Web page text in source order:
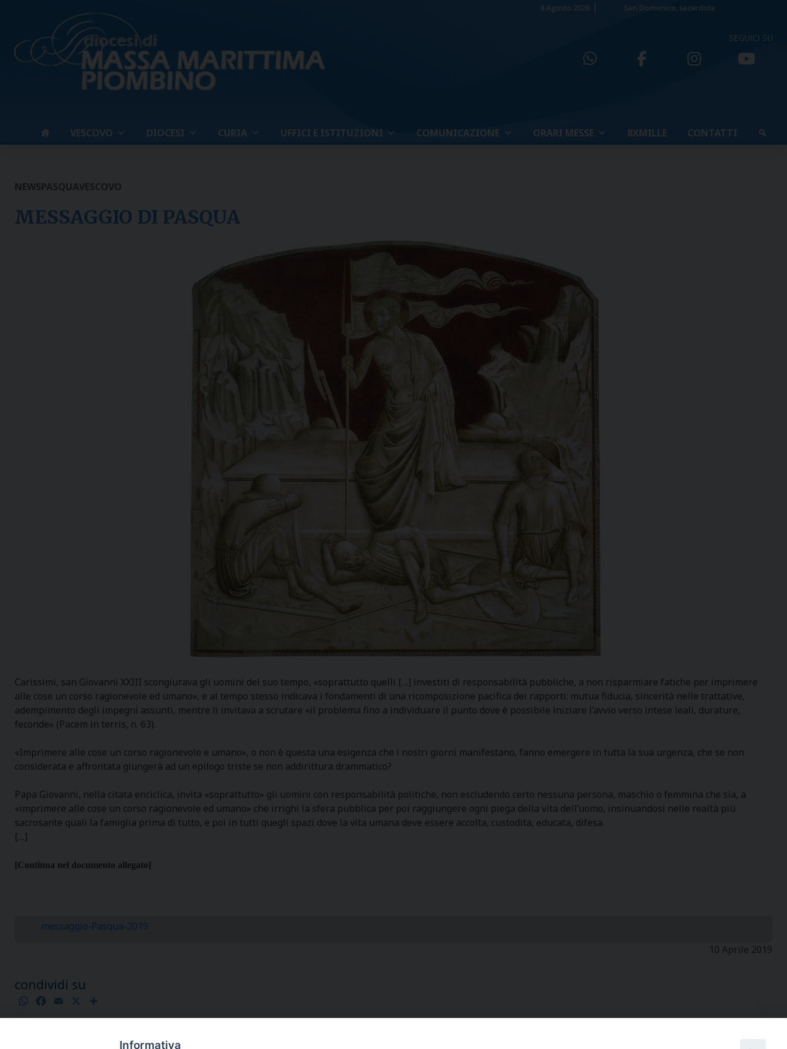
8 Agosto 2026 San Domenico, sacerdote
SEGUICI SU
VESCOVO DIOCESI CURIA UFFICI E ISTITUZIONI COMUNICAZIONE ORARI MESSE 8XMILLE CONTATTI
NEWSPASQUAVESCOVO
MESSAGGIO DI PASQUA
Carissimi, san Giovanni XXIII scongiurava gli uomini del suo tempo, «soprattutto quelli […] investiti di responsabilità pubbliche, a non risparmiare fatiche per imprimere
alle cose un corso ragionevole ed umano», e al tempo stesso indicava i fondamenti di una ricomposizione pacifica dei rapporti: mutua fiducia, sincerità nelle trattative,
adempimento degli impegni assunti, mentre li invitava a scrutare «il problema fino a individuare il punto dove è possibile iniziare l’avvio verso intese leali, durature,
feconde» (Pacem in terris, n. 63).
«Imprimere alle cose un corso ragionevole e umano», o non è questa una esigenza che i nostri giorni manifestano, fanno emergere in tutta la sua urgenza, che se non
considerata e affrontata giungerà ad un epilogo triste se non addirittura drammatico?
Papa Giovanni, nella citata enciclica, invita «soprattutto» gli uomini con responsabilità politiche, non escludendo certo nessuna persona, maschio o femmina che sia, a
«imprimere alle cose un corso ragionevole ed umano» che irrighi la sfera pubblica per poi raggiungere ogni piega della vita dell’uomo, insinuandosi nelle realtà più
sacrosante quali la famiglia prima di tutto, e poi in tutti quegli spazi dove la vita umana deve essere accolta, custodita, educata, difesa.
[…]
[Continua nel documento allegato]
messaggio-Pasqua-2019
10 Aprile 2019
condividi su
WhatsApp
Facebook
Email
Informativa